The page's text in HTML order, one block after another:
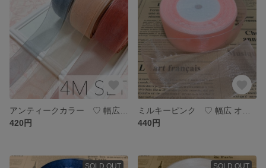
420円
440円
SOLD OUT SOLD OUT